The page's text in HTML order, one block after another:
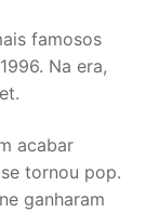
famosos
Na era,
acabar
tornou pop.
ganharam